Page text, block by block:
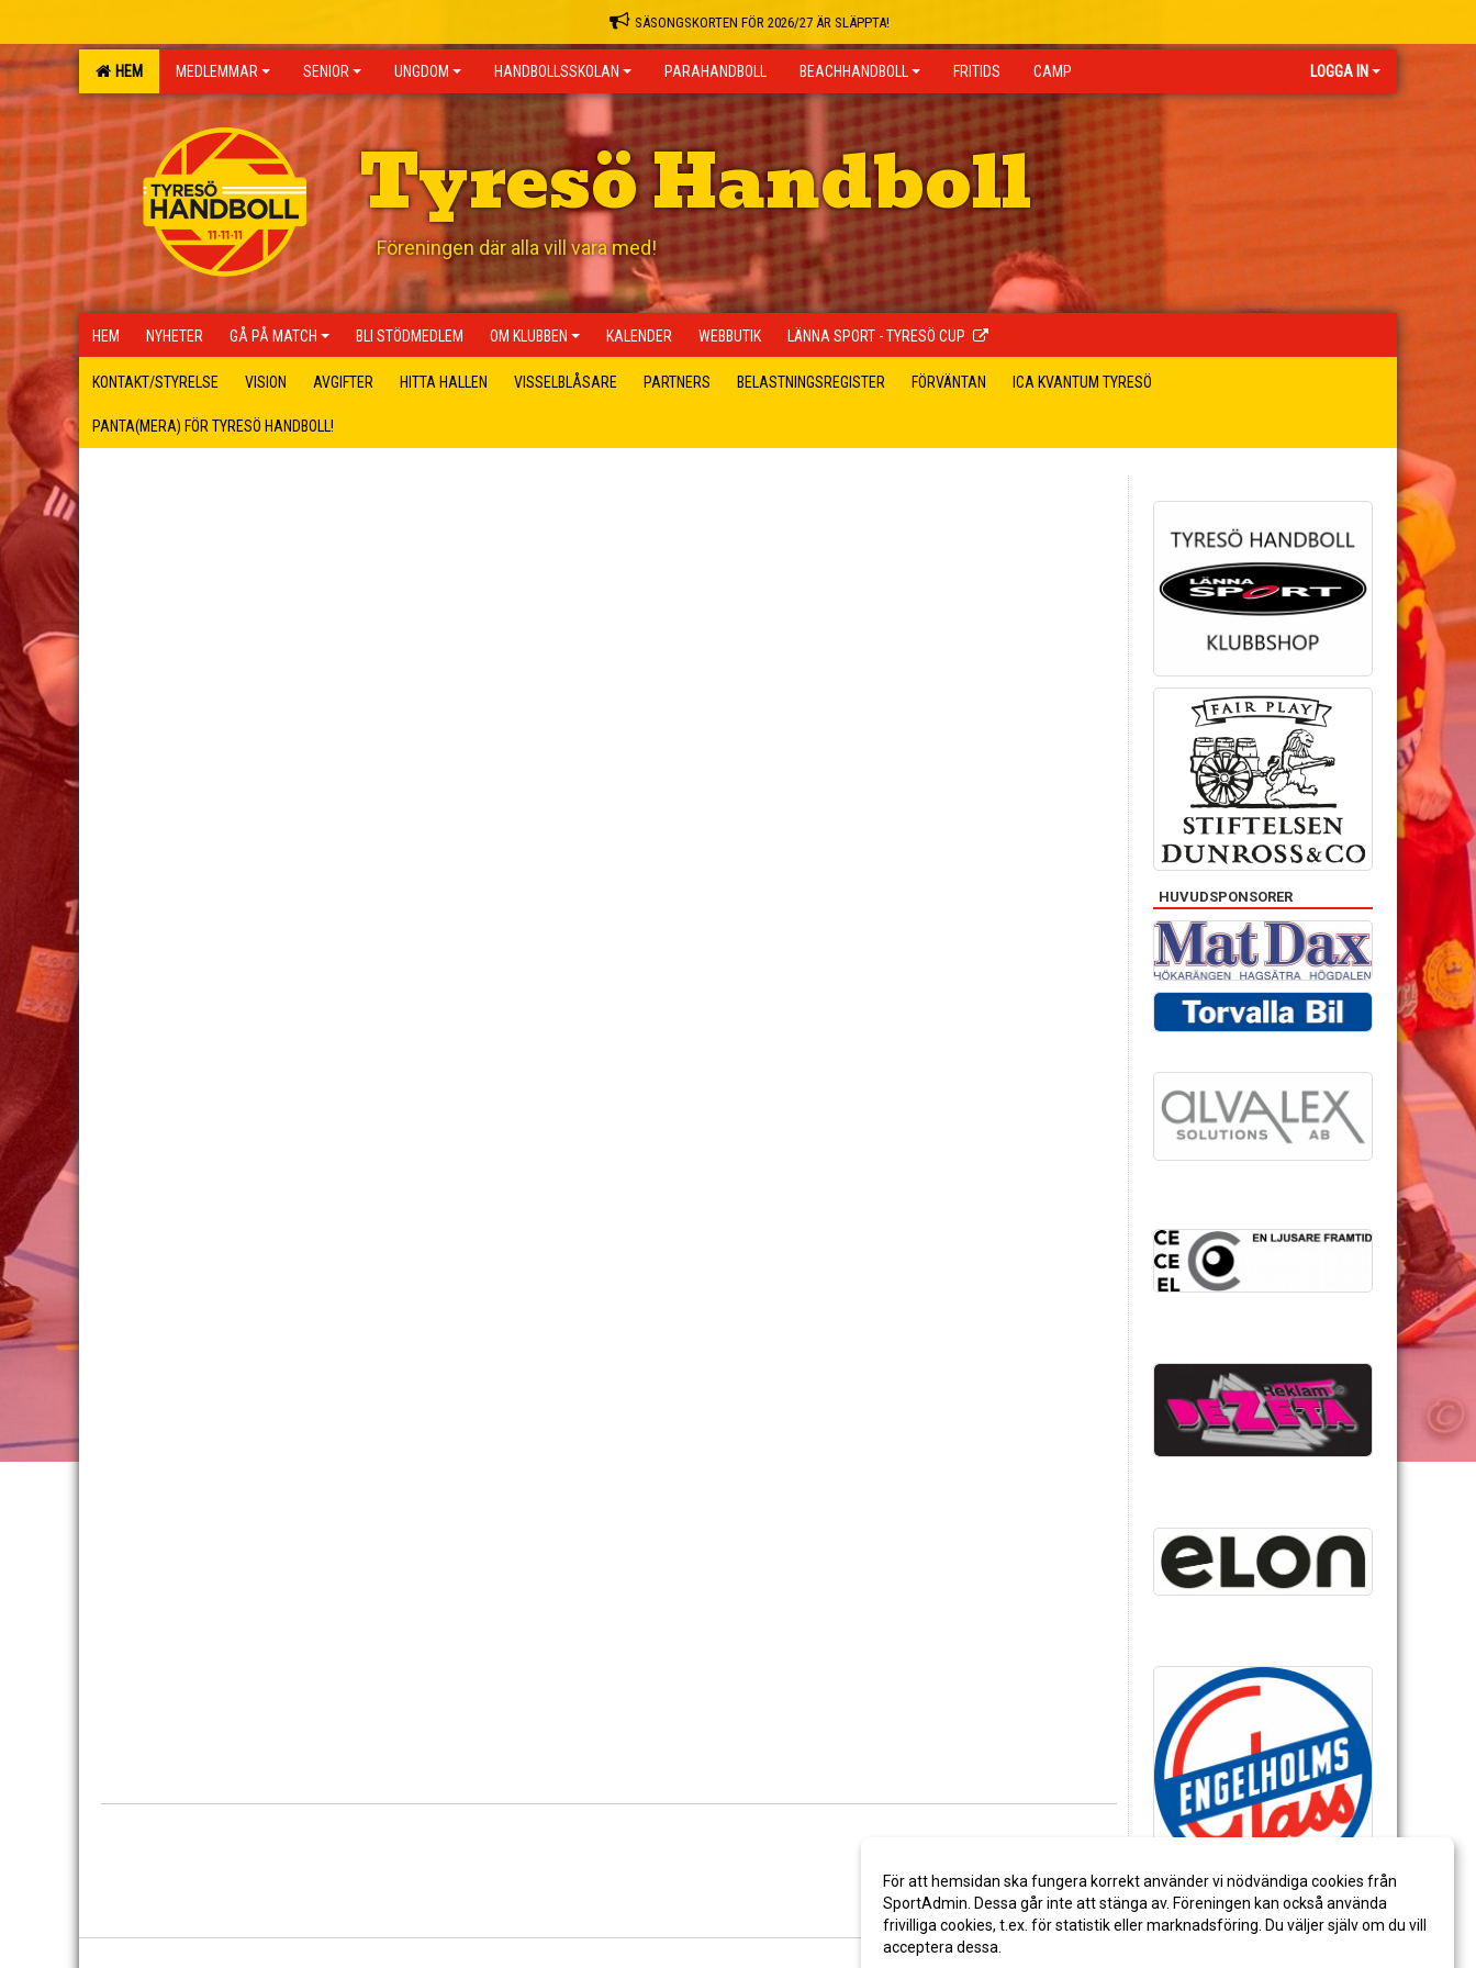
SÄSONGSKORTEN FÖR 2026/27 ÄR SLÄPPTA!
HEM MEDLEMMAR SENIOR UNGDOM HANDBOLLSSKOLAN PARAHANDBOLL BEACHHANDBOLL FRITIDS CAMP LOGGA IN
Tyresö Handboll
Föreningen där alla vill vara med!
HEM NYHETER GÅ PÅ MATCH BLI STÖDMEDLEM OM KLUBBEN KALENDER WEBBUTIK LÄNNA SPORT - TYRESÖ CUP
KONTAKT/STYRELSE VISION AVGIFTER HITTA HALLEN VISSELBLÅSARE PARTNERS BELASTNINGSREGISTER FÖRVÄNTAN ICA KVANTUM TYRESÖ
PANTA(MERA) FÖR TYRESÖ HANDBOLL!
HUVUDSPONSORER
För att hemsidan ska fungera korrekt använder vi nödvändiga cookies från
SportAdmin. Dessa går inte att stänga av. Föreningen kan också använda
frivilliga cookies, t.ex. för statistik eller marknadsföring. Du väljer själv om du vill
acceptera dessa.